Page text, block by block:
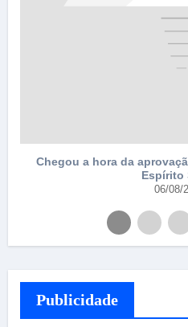
Chegou a hora da
Espírito
06/08/
Publicidade